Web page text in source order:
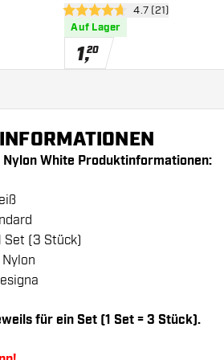
öffnen
4.7 Bewertungssterne
4.7 (21)
Auf Lager
1,20
Nylon White Produktinformationen:
Set (3 Stück)
Nylon
für ein Set (1 Set = 3 Stück).